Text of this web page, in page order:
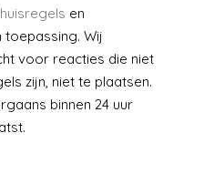
huisregels en
toepassing. Wij
voor reacties die niet
zijn, niet te plaatsen.
binnen 24 uur